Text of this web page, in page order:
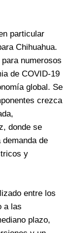
particular
Chihuahua.
numerosos
de COVID-19
global. Se
crezca
donde se
de
y
entre los
a las
plazo,